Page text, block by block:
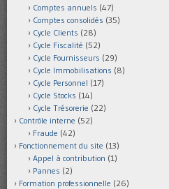
Comptes annuels (47)
Comptes consolidés (35)
Cycle Clients (28)
Cycle Fiscalité (52)
Cycle Fournisseurs (29)
Cycle Immobilisations (8)
Cycle Personnel (17)
Cycle Stocks (14)
Cycle Trésorerie (22)
Contrôle interne (52)
Fraude (42)
Fonctionnement du site (13)
Appel à contribution (1)
Pannes (2)
Formation professionnelle (26)